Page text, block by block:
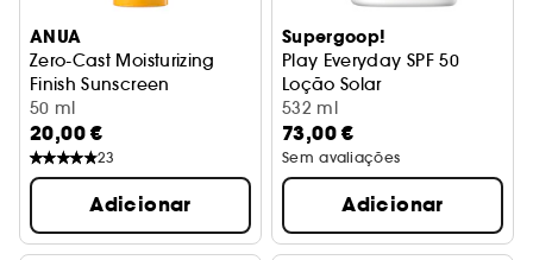
ANUA
Zero-Cast Moisturizing
Finish Sunscreen
Protetor solar hidratante SPF50
50 ml
20,00 €
23
Adicionar
Supergoop!
Play Everyday SPF 50
Loção Solar
532 ml
73,00 €
Sem avaliações
Adicionar